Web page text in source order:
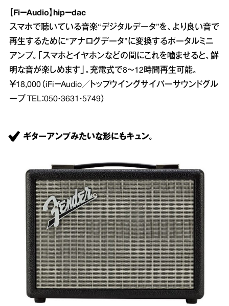
【Fi－Audio】hip－dac
スマホで聴いている音楽“デジタルデータ”を、より良い音で
再生するために“アナログデータ”に変換するポータルミニ
アンプ。「スマホとイヤホンなどの間にこれを噛ませると、鮮
明な音が楽しめます」。充電式で8～12時間再生可能。
￥18,000（iFi－Audio／トップウイングサイバーサウンドグル
ープ TEL：050・3631・5749）
ギターアンプみたいな形にもキュン。